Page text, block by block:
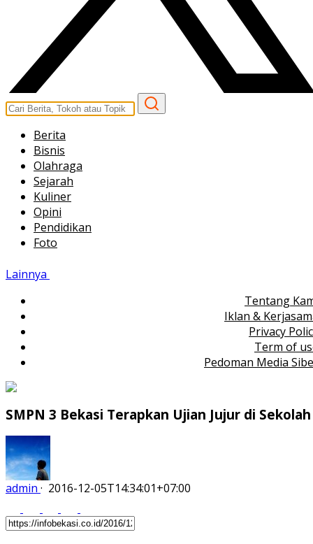
Berita
Bisnis
Olahraga
Sejarah
Kuliner
Opini
Pendidikan
Foto
Lainnya
Tentang
Iklan &
Privacy
Term of
Pedoman Media
SMPN 3 Bekasi Terapkan Ujian Jujur di Sekolah
admin · 2016-12-05T14:34:01+07:00